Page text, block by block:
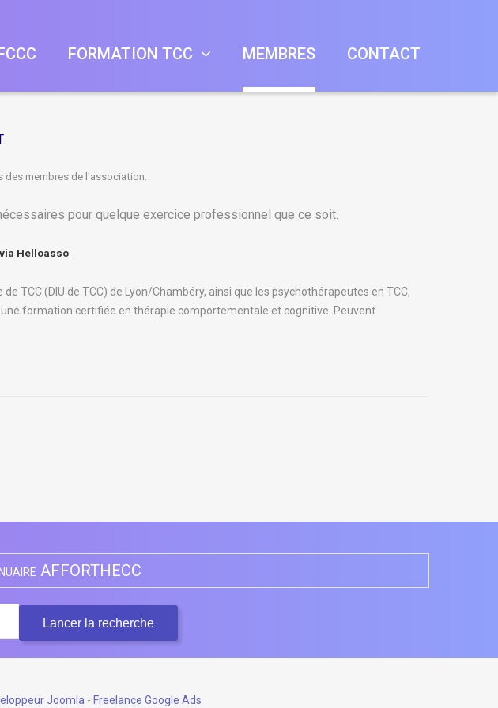
FORMATION TCC
Supervisions/ Intervisions
Congrès Afforthecc
2012 Congrès Chambery
2011 Journées D'automne
2010 Journées D'automne
MEMBRES CONTACT
des membres de l'association.
pour quelque exercice professionnel que ce soit.
Helloasso
de TCC (DIU de TCC) de Lyon/Chambéry, ainsi que les psychothérapeutes en TCC,
formation certifiée en thérapie comportementale et cognitive. Peuvent
AFFORTHECC
Joomla - Freelance Google Ads